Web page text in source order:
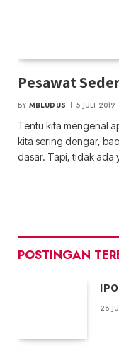
Pesawat
BY MBLUDUS 5 JULI 2019
Tentu kita mengenal
kita sering dengar,
dasar. Tapi, tidak ada
POSTINGAN
28